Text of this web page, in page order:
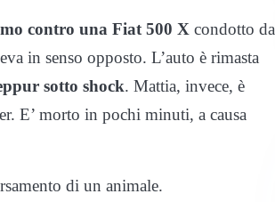
contro una Fiat 500 X condotto da
in senso opposto. L’auto è rimasta
sotto shock. Mattia, invece, è
E’ morto in pochi minuti, a causa
di un animale.